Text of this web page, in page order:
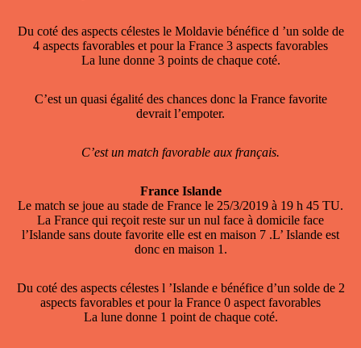
Du coté des aspects célestes le Moldavie bénéfice d ’un solde de
4 aspects favorables et pour la France 3 aspects favorables
La lune donne 3 points de chaque coté.
C’est un quasi égalité des chances donc la France favorite
devrait l’empoter.
C’est un match favorable aux français.
France Islande
Le match se joue au stade de France le 25/3/2019 à 19 h 45 TU.
La France qui reçoit reste sur un nul face à domicile face
l’Islande sans doute favorite elle est en maison 7 .L’ Islande est
donc en maison 1.
Du coté des aspects célestes l ’Islande e bénéfice d’un solde de 2
aspects favorables et pour la France 0 aspect favorables
La lune donne 1 point de chaque coté.